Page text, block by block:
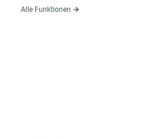
Alle Funktionen